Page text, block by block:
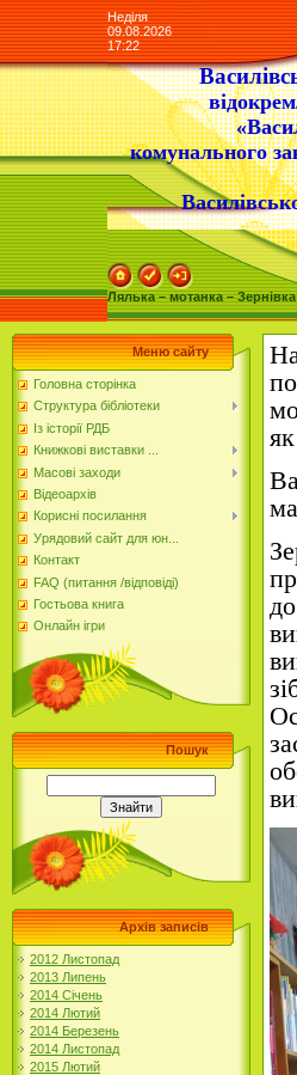
Неділя
09.08.2026
17:22
комунального
Лялька – мотанка –
Меню сайту
Головна сторінка
Структура бібліотеки
Із історії РДБ
Книжкові виставки ...
Масові заходи
Відеоархів
Корисні посилання
Урядовий сайт для юн...
Контакт
FAQ (питання /відповіді)
Гостьова книга
Онлайн ігри
Пошук
Архів записів
2012 Листопад
2013 Липень
2014 Січень
2014 Лютий
2014 Березень
2014 Листопад
2015 Лютий